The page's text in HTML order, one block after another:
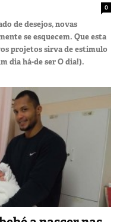
0
de desejos, novas
se esquecem. Que esta
projetos sirva de estimulo
dia há-de ser O dia!).